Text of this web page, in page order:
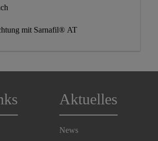
mit Sarnafil® AT
Aktuelles
News